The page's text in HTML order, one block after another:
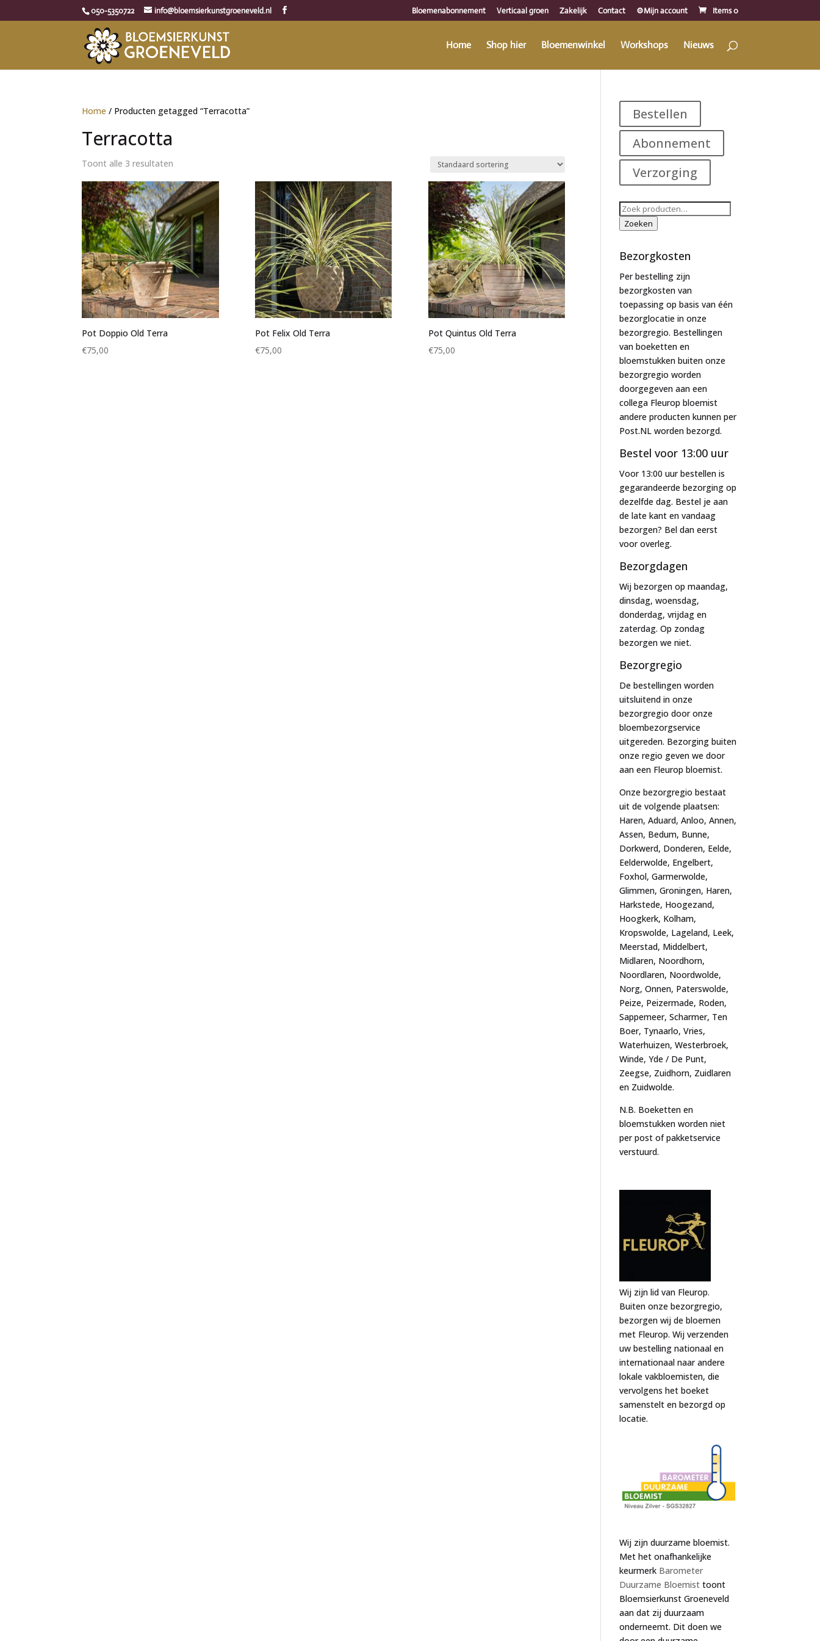
050-5350722 info@bloemsierkunstgroeneveld.nl Bloemenabonnement Verticaal groen Zakelijk Contact ⚙️Mijn account Items 0
Home Shop hier Bloemenwinkel Workshops Nieuws
Home / Producten getagged “Terracotta”
Terracotta
Toont alle 3 resultaten
Pot Doppio Old Terra
€75,00
Pot Felix Old Terra
€75,00
Pot Quintus Old Terra
€75,00
Bestellen
Abonnement
Verzorging
Zoeken
naar:
Zoeken
Bezorgkosten
Per bestelling zijn
bezorgkosten van
toepassing op basis van één
bezorglocatie in onze
bezorgregio. Bestellingen
van boeketten en
bloemstukken buiten onze
bezorgregio worden
doorgegeven aan een
collega Fleurop bloemist
andere producten kunnen per
Post.NL worden bezorgd.
Bestel voor 13:00 uur
Voor 13:00 uur bestellen is
gegarandeerde bezorging op
dezelfde dag. Bestel je aan
de late kant en vandaag
bezorgen? Bel dan eerst
voor overleg.
Bezorgdagen
Wij bezorgen op maandag,
dinsdag, woensdag,
donderdag, vrijdag en
zaterdag. Op zondag
bezorgen we niet.
Bezorgregio
De bestellingen worden
uitsluitend in onze
bezorgregio door onze
bloembezorgservice
uitgereden. Bezorging buiten
onze regio geven we door
aan een Fleurop bloemist.
Onze bezorgregio bestaat
uit de volgende plaatsen:
Haren, Aduard, Anloo, Annen,
Assen, Bedum, Bunne,
Dorkwerd, Donderen, Eelde,
Eelderwolde, Engelbert,
Foxhol, Garmerwolde,
Glimmen, Groningen, Haren,
Harkstede, Hoogezand,
Hoogkerk, Kolham,
Kropswolde, Lageland, Leek,
Meerstad, Middelbert,
Midlaren, Noordhorn,
Noordlaren, Noordwolde,
Norg, Onnen, Paterswolde,
Peize, Peizermade, Roden,
Sappemeer, Scharmer, Ten
Boer, Tynaarlo, Vries,
Waterhuizen, Westerbroek,
Winde, Yde / De Punt,
Zeegse, Zuidhorn, Zuidlaren
en Zuidwolde.
N.B. Boeketten en
bloemstukken worden niet
per post of pakketservice
verstuurd.
Wij zijn lid van Fleurop.
Buiten onze bezorgregio,
bezorgen wij de bloemen
met Fleurop. Wij verzenden
uw bestelling nationaal en
internationaal naar andere
lokale vakbloemisten, die
vervolgens het boeket
samenstelt en bezorgd op
locatie.
Wij zijn duurzame bloemist.
Met het onafhankelijke
keurmerk Barometer
Duurzame Bloemist toont
Bloemsierkunst Groeneveld
aan dat zij duurzaam
onderneemt. Dit doen we